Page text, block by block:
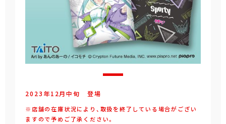
2023年12月中旬 登場
※店舗の在庫状況により、取扱を終了している場合がござい
ますので予めご了承ください。